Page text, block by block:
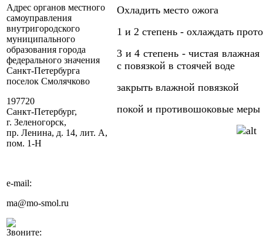
Адрес органов местного
самоуправления
внутригородского
муниципального
образования города
федерального значения
Санкт-Петербурга
поселок Смолячково
197720
Санкт-Петербург,
г. Зеленогорск,
пр. Ленина, д. 14, лит. А,
пом. 1-Н
e-mail:
ma@mo-smol.ru
Звоните:
Охладить место ожога
1 и 2 степень - охлаждать
3 и 4 степень - чистая
с повязкой в стоячей воде
закрыть влажной повязкой
покой и противошоковые меры